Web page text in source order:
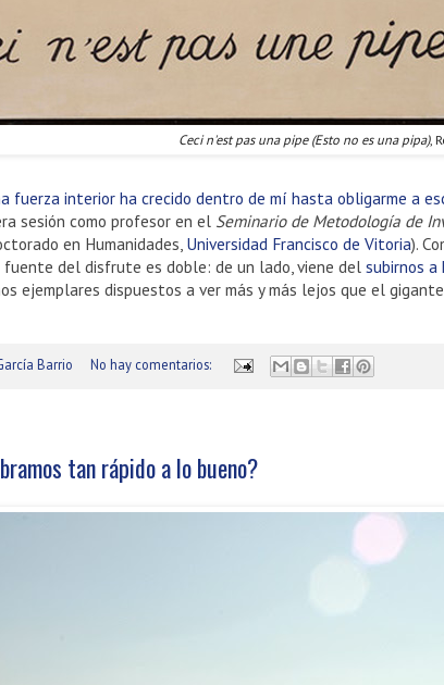
Ceci n'est pas una pipe (Esto no es una pipa),
fuerza interior ha crecido dentro de mí hasta obligarme a
sesión como profesor en el Seminario de Metodología de
en Humanidades, Universidad Francisco de Vitoria).
del disfrute es doble: de un lado, viene del subirnos a
ejemplares dispuestos a ver más y más lejos que el
Barrio No hay comentarios:
tan rápido a lo bueno?